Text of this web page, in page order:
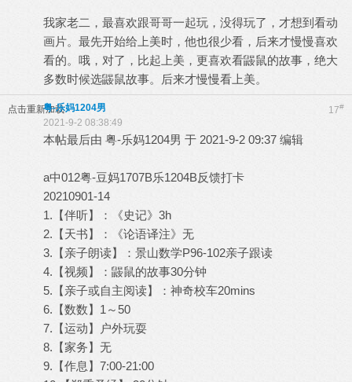
我家老二，最喜欢跟哥哥一起玩，没得玩了，才想到看动
画片。最先开始给上美时，他也很少看，后来才慢慢喜欢
看的。哦，对了，比起上美，更喜欢看鼹鼠的故事，绝大
多数时候选鼹鼠故事。后来才慢慢看上美。
点击重新加载 17#
粤-乐妈1204男
2021-9-2 08:38:49
本帖最后由 粤-乐妈1204男 于 2021-9-2 09:37 编辑
a中012粤-豆妈1707B乐1204B反馈打卡
20210901-14
1.【伴听】：《史记》3h
2.【天书】：《论语译注》无
3.【亲子朗读】：景山数学P96-102亲子跟读
4.【视频】：鼹鼠的故事30分钟
5.【亲子或自主阅读】：神奇校车20mins
6.【数数】1～50
7.【运动】户外玩耍
8.【家务】无
9.【作息】7:00-21:00